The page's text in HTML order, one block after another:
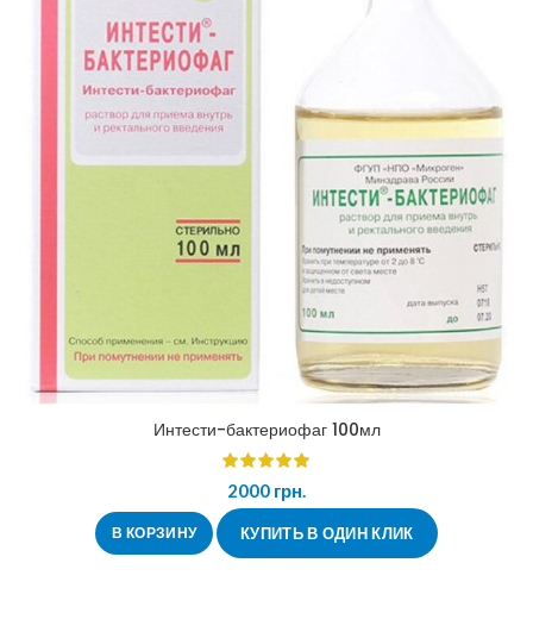
Интести-бактериофаг 100мл
2000 грн.
В КОРЗИНУ КУПИТЬ В ОДИН КЛИК